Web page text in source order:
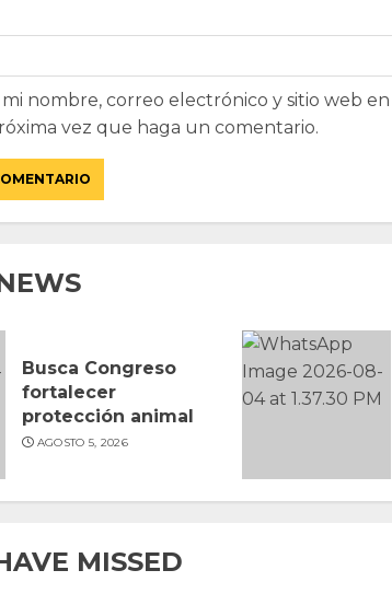
nombre, correo electrónico y sitio web
vez que haga un comentario.
Busca Congreso
fortalecer
protección animal
AGOSTO 5, 2026
MISSED